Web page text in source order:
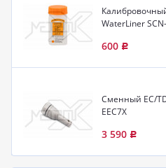
WaterLiner
600 Р
Сменный EC/
EEC7X
3 590 Р